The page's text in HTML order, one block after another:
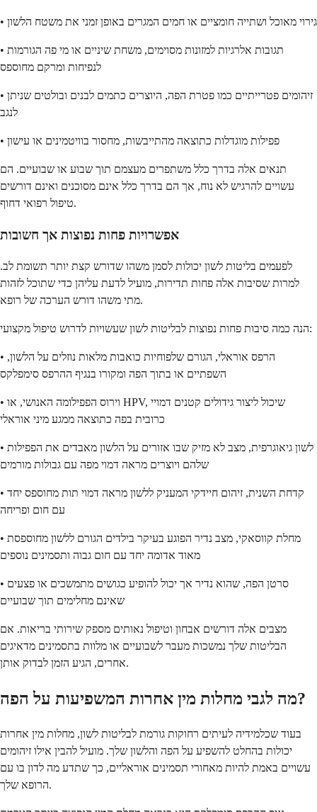
• גירוי מאוכל ושתייה חומציים או חמים המגרים באופן זמני את משטח הלשון
• תגובות אלרגיות למזונות מסוימים, משחת שיניים או מי פה הגורמות
לנפיחות ומרקם מחוספס
• זיהומים פטרייתיים כמו פטרת הפה, היוצרים כתמים לבנים ובולטים שניתן
לנגב
• פפילות מוגדלות כתוצאה מהתייבשות, מחסור בוויטמינים או עישון
תנאים אלה בדרך כלל משתפרים מעצמם תוך שבוע או שבועיים. הם
עשויים להרגיש לא נוח, אך הם בדרך כלל אינם מסוכנים ואינם דורשים
טיפול רפואי דחוף.
אפשרויות פחות נפוצות אך חשובות
לפעמים בליטות לשון יכולות לסמן משהו שדורש קצת יותר תשומת לב.
למרות שסיבות אלה פחות תדירות, מועיל לדעת עליהן כדי שתוכל לזהות
מתי משהו דורש הערכה של רופא.
הנה כמה סיבות פחות נפוצות לבליטות לשון שעשויות לדרוש טיפול מקצועי:
• הרפס אוראלי, הגורם שלפוחיות כואבות מלאות נוזלים על הלשון,
השפתיים או בתוך הפה ומקורו בנגיף ההרפס סימפלקס
• וירוס הפפילומה האנושי, או HPV, שיכול ליצור גידולים קטנים דמויי
כרובית בפה כתוצאה ממגע מיני אוראלי
• לשון גיאוגרפית, מצב לא מזיק שבו אזורים על הלשון מאבדים את הפפילות
שלהם ויוצרים מראה דמוי מפה עם גבולות מורמים
• קדחת השנית, זיהום חיידקי המעניק ללשון מראה דמוי תות מחוספס יחד
עם חום ופריחה
• מחלת קווסאקי, מצב נדיר הפוגע בעיקר בילדים הגורם ללשון מחוספסת
מאוד אדומה יחד עם חום גבוה ותסמינים נוספים
• סרטן הפה, שהוא נדיר אך יכול להופיע כגושים מתמשכים או פצעים
שאינם מחלימים תוך שבועיים
מצבים אלה דורשים אבחון וטיפול נאותים מספק שירותי בריאות. אם
הבליטות שלך נמשכות מעבר לשבועיים או מלוות בתסמינים מדאיגים
אחרים, הגיע הזמן לבדוק אותן.
מה לגבי מחלות מין אחרות המשפיעות על הפה?
בעוד שכלמידיה לעיתים רחוקות גורמת לבליטות לשון, מחלות מין אחרות
יכולות בהחלט להשפיע על הפה והלשון שלך. מועיל להבין אילו זיהומים
עשויים באמת להיות מאחורי תסמינים אוראליים, כך שתדע מה לדון בו עם
הרופא שלך.